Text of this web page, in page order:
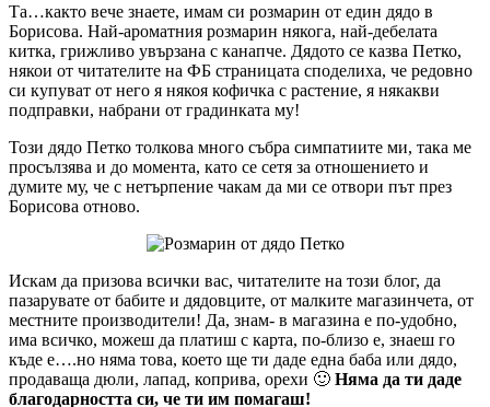
Та…както вече знаете, имам си розмарин от един дядо в
Борисова. Най-ароматния розмарин някога, най-дебелата
китка, грижливо увързана с канапче. Дядото се казва Петко,
някои от читателите на ФБ страницата споделиха, че редовно
си купуват от него я някоя кофичка с растение, я някакви
подправки, набрани от градинката му!
Този дядо Петко толкова много събра симпатиите ми, така ме
просълзява и до момента, като се сетя за отношението и
думите му, че с нетърпение чакам да ми се отвори път през
Борисова отново.
Искам да призова всички вас, читателите на този блог, да
пазарувате от бабите и дядовците, от малките магазинчета, от
местните производители! Да, знам- в магазина е по-удобно,
има всичко, можеш да платиш с карта, по-близо е, знаеш го
къде е….но няма това, което ще ти даде една баба или дядо,
продаваща дюли, лапад, коприва, орехи 🙂 Няма да ти даде
благодарността си, че ти им помагаш!